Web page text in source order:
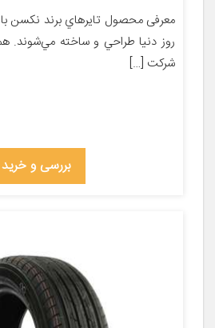
معرفی محصول تايرهاي برند نکسن با
روز دنيا طراحي و ساخته مي‌شوند.
شرکت […]
بررسی و خرید